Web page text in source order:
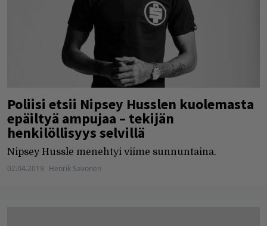
Poliisi etsii Nipsey Husslen kuolemasta
epäiltyä ampujaa – tekijän
henkilöllisyys selvillä
Nipsey Hussle menehtyi viime sunnuntaina.
02.04.2019 Henrik Savonen